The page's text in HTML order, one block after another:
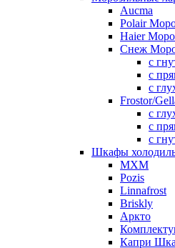
Aucma
Polair
Haier
Снеж
с
с
с
Frostor/
с
с
с
Шкафы
МХМ
Pozis
Linnafrost
Briskly
Аркто
Капри